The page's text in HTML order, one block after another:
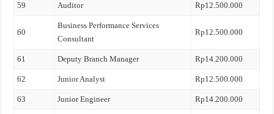
59 Auditor Rp12.500.000
60
Business Performance Services
Consultant
Rp12.500.000
61 Deputy Branch Manager Rp14.200.000
62 Junior Analyst Rp12.500.000
63 Junior Engineer Rp14.200.000